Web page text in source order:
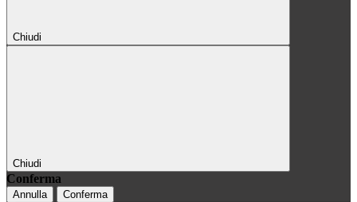
Chiudi
Chiudi
Conferma
Annulla Conferma